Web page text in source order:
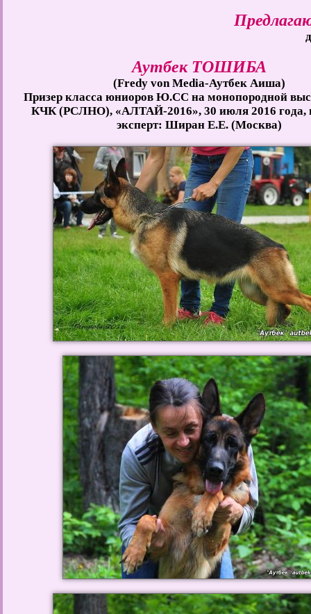
Аутбек ТОШИБА
(Fredy von Media-Аутбек Аиша)
Призер класса юниоров Ю.СС на монопородной
КЧК (РСЛНО), «АЛТАЙ-2016», 30 июля 2016 года,
эксперт: Ширан Е.Е. (Москва)